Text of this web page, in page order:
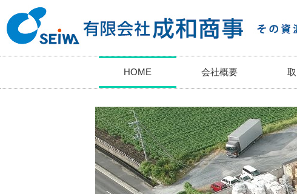
HOME 会社概要